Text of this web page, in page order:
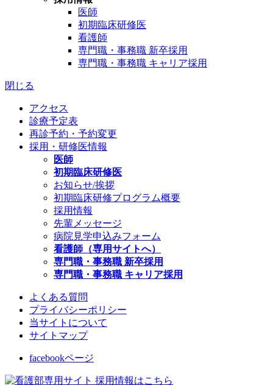
医師
初期臨床研修医
看護師
専門職・事務職 新卒採用
専門職・事務職 キャリア採用
閉じる
アクセス
診療予定表
再診予約・予約変更
採用・研修医情報
医師
初期臨床研修医
お知らせ/挨拶
初期臨床研修プログラム概要
採用情報
先輩メッセージ
病院見学申込みフォーム
看護師（専用サイトへ）
専門職・事務職 新卒採用
専門職・事務職 キャリア採用
よくある質問
プライバシーポリシー
当サイトについて
サイトマップ
facebookページ